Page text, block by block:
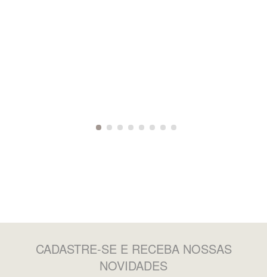
CADASTRE-SE E RECEBA NOSSAS
NOVIDADES